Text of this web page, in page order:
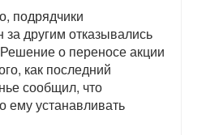
подрядчики
другим отказывались
о переносе акции
как последний
сообщил, что
ему устанавливать